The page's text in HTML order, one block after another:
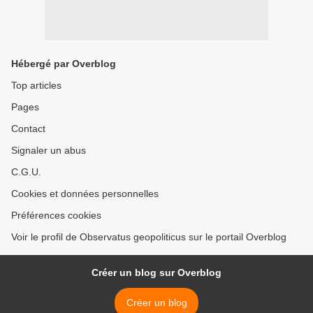
Hébergé par Overblog
Top articles
Pages
Contact
Signaler un abus
C.G.U.
Cookies et données personnelles
Préférences cookies
Voir le profil de Observatus geopoliticus sur le portail Overblog
Créer un blog sur Overblog
Créer un blog